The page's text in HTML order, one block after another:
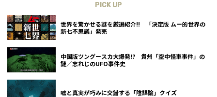
PICK UP
世界を驚かせる謎を厳選紹介!! 「決定版 ムー的世界の
新七不思議」発売
中国版ツングースカ大爆発!? 貴州「空中怪車事件」の
謎／忘れじのUFO事件史
嘘と真実が巧みに交錯する「陰謀論」クイズ